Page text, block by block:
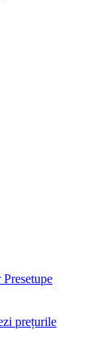
Presetupe
prețurile